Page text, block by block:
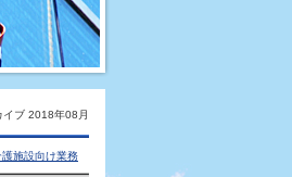
イブ 2018年08月
護施設向け業務